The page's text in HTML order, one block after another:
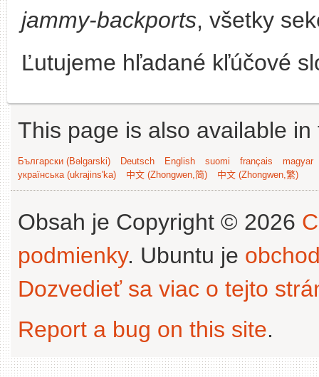
jammy-backports, všetky
Ľutujeme hľadané kľúčové
This page is also available
Български (Bəlgarski) Deutsch English suomi français
magyar
українська (ukrajins'ka)
中文 (Zhongwen,简) 中文 (Zhongwen,繁)
Obsah je Copyright © 2026
podmienky. Ubuntu je
Dozvedieť sa viac o tejto
Report a bug on this site.